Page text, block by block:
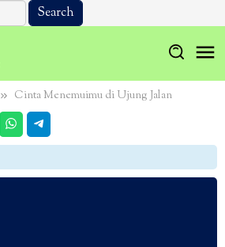
Cinta Menemuimu di Ujung Jalan